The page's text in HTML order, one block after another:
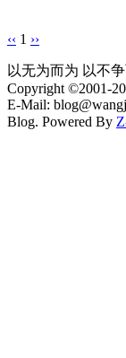
‹‹ 1 ››
以无为而为 以不
Copyright ©2001-
E-Mail:
Blog. Powered By